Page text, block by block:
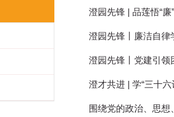
澄园先锋 | 品莲悟“
澄园先锋丨廉洁自律
澄园先锋丨党建引
澄才共进 | 学“三十六
围绕党的政治、思想